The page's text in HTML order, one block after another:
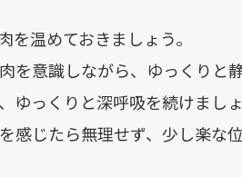
を温めておきましょう。
を意識しながら、ゆっくりと
ゆっくりと深呼吸を続けましょ
感じたら無理せず、少し楽な